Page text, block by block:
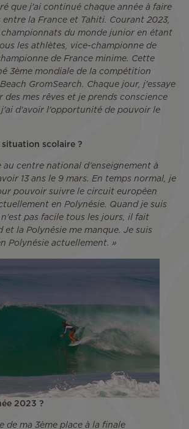
que j'ai continué chaque année à faire
la France et Tahiti. Courant 2023,
du monde junior en étant
les athlètes, vice-championne de
de France minime. Cette
3ème mondiale de la compétition
GromSearch. Chaque jour, j'essaye
des mes rêves et je prends conscience
j'ai d'avoir l'opportunité de pouvoir le
situation scolaire ?
au centre national d’enseignement à
13 ans le 9 mars. En temps normal, je
pouvoir suivre le circuit européen
en Polynésie. Quand je suis
pas facile tous les jours, il fait
la Polynésie me manque. Je suis
Polynésie actuellement. »
2023 ?
de ma 3ème place à la finale